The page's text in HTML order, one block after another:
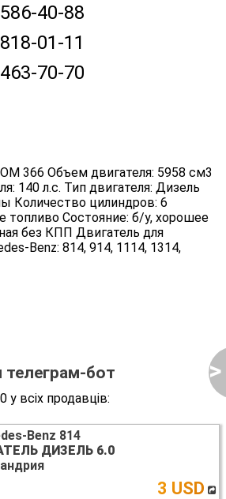
>
40-88
01-11
70-70
366 Объем двигателя: 5958 см3
140 л.с. Тип двигателя: Дизель
Количество цилиндров: 6
топливо Состояние: б/у, хорошее
без КПП Двигатель для
Benz: 814, 914, 1114, 1314,
телеграм-бот
у всіх продавців:
Benz 814
ДИЗЕЛЬ 6.0
3 USD